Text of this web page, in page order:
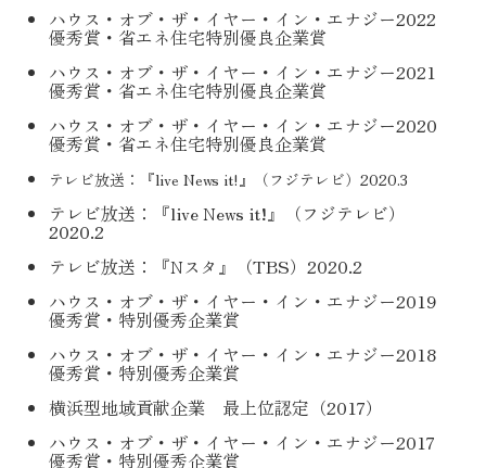
ハウス・オブ・ザ・イヤー・イン・エナジー2022
優秀賞・ 省エネ住宅特別優良企業賞
ハウス・オブ・ザ・イヤー・イン・エナジー2021
優秀賞・ 省エネ住宅特別優良企業賞
ハウス・オブ・ザ・イヤー・イン・エナジー2020
優秀賞・ 省エネ住宅特別優良企業賞
テレビ放送：『live News it!』（フジテレビ）2020.3
テレビ放送：『live News it!』（フジテレビ）
2020.2
テレビ放送：『Nスタ』（TBS）2020.2
ハウス・オブ・ザ・イヤー・イン・エナジー2019
優秀賞・特別優秀企業賞
ハウス・オブ・ザ・イヤー・イン・エナジー2018
優秀賞・特別優秀企業賞
横浜型地域貢献企業 最上位認定（2017）
ハウス・オブ・ザ・イヤー・イン・エナジー2017
優秀賞・特別優秀企業賞